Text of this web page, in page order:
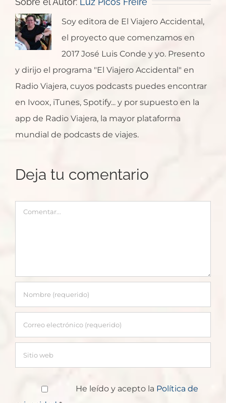
Soy editora de El Viajero Accidental,
el proyecto que comenzamos en
2017 José Luis Conde y yo. Presento
y dirijo el programa "El Viajero Accidental" en
Radio Viajera, cuyos podcasts puedes encontrar
en Ivoox, iTunes, Spotify... y por supuesto en la
app de Radio Viajera, la mayor plataforma
mundial de podcasts de viajes.
Deja tu comentario
Comentar
He leído y acepto la Política de